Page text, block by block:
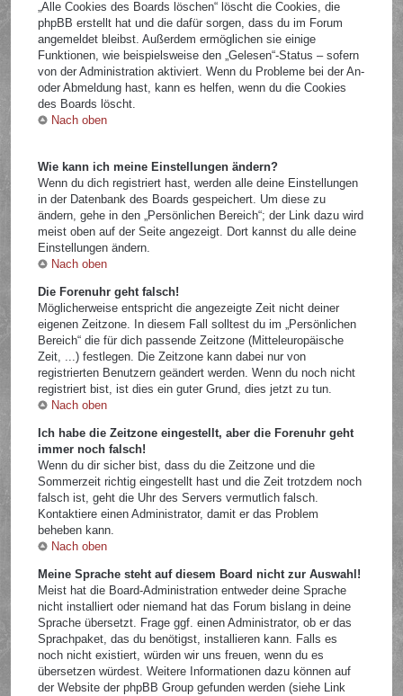
„Alle Cookies des Boards löschen“ löscht die Cookies, die
phpBB erstellt hat und die dafür sorgen, dass du im Forum
angemeldet bleibst. Außerdem ermöglichen sie einige
Funktionen, wie beispielsweise den „Gelesen“-Status – sofern
von der Administration aktiviert. Wenn du Probleme bei der An-
oder Abmeldung hast, kann es helfen, wenn du die Cookies
des Boards löscht.
Nach oben
Wie kann ich meine Einstellungen ändern?
Wenn du dich registriert hast, werden alle deine Einstellungen
in der Datenbank des Boards gespeichert. Um diese zu
ändern, gehe in den „Persönlichen Bereich“; der Link dazu wird
meist oben auf der Seite angezeigt. Dort kannst du alle deine
Einstellungen ändern.
Nach oben
Die Forenuhr geht falsch!
Möglicherweise entspricht die angezeigte Zeit nicht deiner
eigenen Zeitzone. In diesem Fall solltest du im „Persönlichen
Bereich“ die für dich passende Zeitzone (Mitteleuropäische
Zeit, ...) festlegen. Die Zeitzone kann dabei nur von
registrierten Benutzern geändert werden. Wenn du noch nicht
registriert bist, ist dies ein guter Grund, dies jetzt zu tun.
Nach oben
Ich habe die Zeitzone eingestellt, aber die Forenuhr geht
immer noch falsch!
Wenn du dir sicher bist, dass du die Zeitzone und die
Sommerzeit richtig eingestellt hast und die Zeit trotzdem noch
falsch ist, geht die Uhr des Servers vermutlich falsch.
Kontaktiere einen Administrator, damit er das Problem
beheben kann.
Nach oben
Meine Sprache steht auf diesem Board nicht zur Auswahl!
Meist hat die Board-Administration entweder deine Sprache
nicht installiert oder niemand hat das Forum bislang in deine
Sprache übersetzt. Frage ggf. einen Administrator, ob er das
Sprachpaket, das du benötigst, installieren kann. Falls es
noch nicht existiert, würden wir uns freuen, wenn du es
übersetzen würdest. Weitere Informationen dazu können auf
der Website der phpBB Group gefunden werden (siehe Link